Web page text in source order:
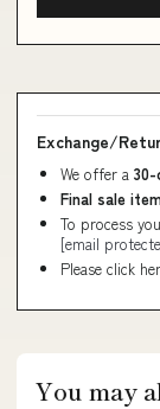
Exchange/
We offer a
Final sale
To process
[email
Please click
You may